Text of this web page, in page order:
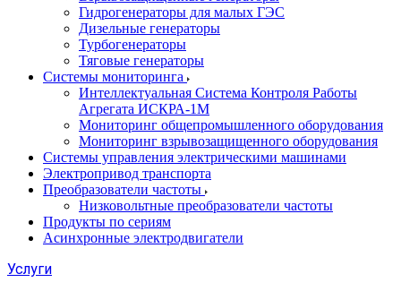
Гидрогенераторы для малых ГЭС
Дизельные генераторы
Турбогенераторы
Тяговые генераторы
Системы мониторинга
Интеллектуальная Система Контроля Работы
Агрегата ИСКРА-1М
Мониторинг общепромышленного оборудования
Мониторинг взрывозащищенного оборудования
Системы управления электрическими машинами
Электропривод транспорта
Преобразователи частоты
Низковольтные преобразователи частоты
Продукты по сериям
Асинхронные электродвигатели
Услуги